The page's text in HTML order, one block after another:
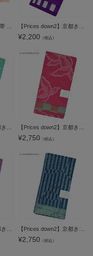
¥2,200 （税込）
¥2,750 （税込）
¥2,750 （税込）